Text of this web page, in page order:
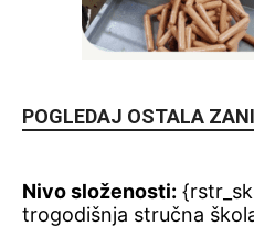
POGLEDAJ OSTALA
Nivo složenosti:
trogodišnja stručna